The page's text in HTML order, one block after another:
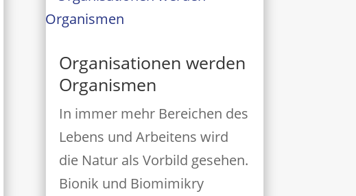
Organisationen werden
Organismen
In immer mehr Bereichen des
Lebens und Arbeitens wird
die Natur als Vorbild gesehen.
Bionik und Biomimikry